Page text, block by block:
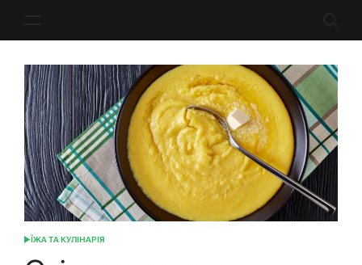
ОПУБЛІКУВАТИ
ЇЖА ТА КУЛІНАРІЯ